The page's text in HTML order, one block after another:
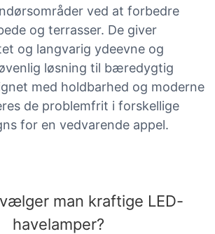
ved at forbedre
og terrasser. De giver
og langvarig ydeevne og
løsning til bæredygtig
med holdbarhed og moderne
de problemfrit i forskellige
for en vedvarende appel.
man kraftige LED-
havelamper?